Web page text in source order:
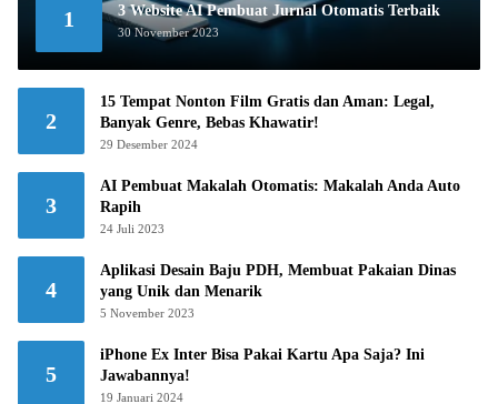
1 3 Website AI Pembuat Jurnal Otomatis Terbaik
30 November 2023
2
15 Tempat Nonton Film Gratis dan Aman: Legal,
Banyak Genre, Bebas Khawatir!
29 Desember 2024
3
AI Pembuat Makalah Otomatis: Makalah Anda Auto
Rapih
24 Juli 2023
4
Aplikasi Desain Baju PDH, Membuat Pakaian Dinas
yang Unik dan Menarik
5 November 2023
5
iPhone Ex Inter Bisa Pakai Kartu Apa Saja? Ini
Jawabannya!
19 Januari 2024